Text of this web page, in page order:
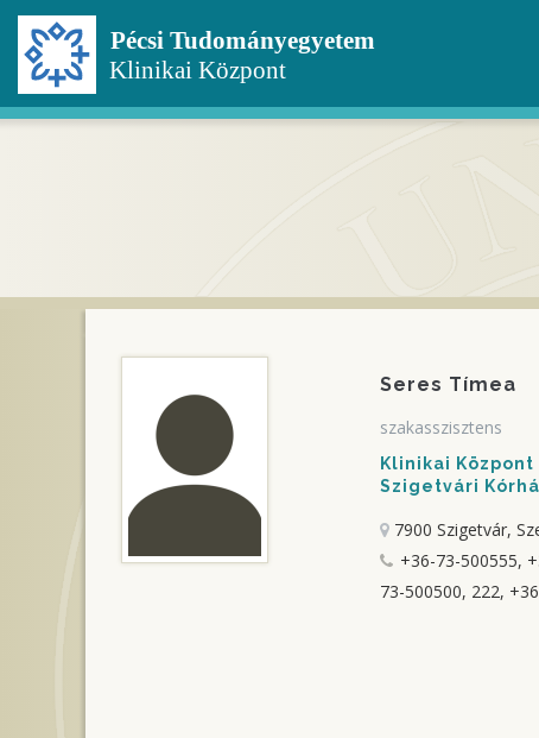
Ugrás
tartalomra
Seres Tímea
szakasszisztens
Klinikai
Szigetvári
7900 Szigetvár,
+36-73-500555,
73-500500, 222,